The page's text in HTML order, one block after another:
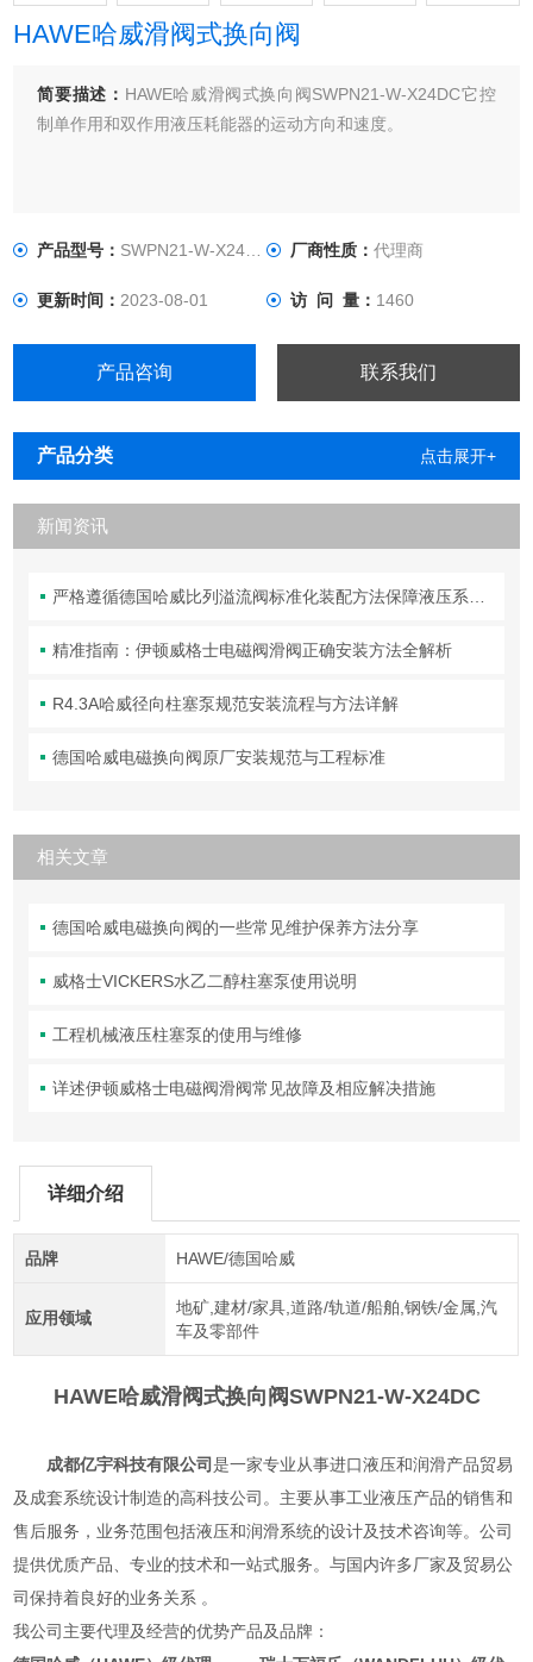
HAWE哈威滑阀式换向阀
简要描述： HAWE哈威滑阀式换向阀SWPN21-W-X24DC它控
制单作用和双作用液压耗能器的运动方向和速度。
产品型号： SWPN21-W-X24DC 厂商性质： 代理商
更新时间：2023-08-01 访 问 量： 1460
产品咨询 联系我们
产品分类 点击展开+
新闻资讯
严格遵循德国哈威比列溢流阀标准化装配方法保障液压系统压力调控精准可靠
精准指南：伊顿威格士电磁阀滑阀正确安装方法全解析
R4.3A哈威径向柱塞泵规范安装流程与方法详解
德国哈威电磁换向阀原厂安装规范与工程标准
相关文章
德国哈威电磁换向阀的一些常见维护保养方法分享
威格士VICKERS水乙二醇柱塞泵使用说明
工程机械液压柱塞泵的使用与维修
详述伊顿威格士电磁阀滑阀常见故障及相应解决措施
详细介绍
品牌 HAWE/德国哈威
应用领域
地矿,建材/家具,道路/轨道/船舶,钢铁/金属,汽
车及零部件
HAWE哈威滑阀式换向阀SWPN21-W-X24DC
成都亿宇科技有限公司是一家专业从事进口液压和润滑产品贸易
及成套系统设计制造的高科技公司。主要从事工业液压产品的销售和
售后服务，业务范围包括液压和润滑系统的设计及技术咨询等。公司
提供优质产品、专业的技术和一站式服务。与国内许多厂家及贸易公
司保持着良好的业务关系 。
我公司主要代理及经营的优势产品及品牌：